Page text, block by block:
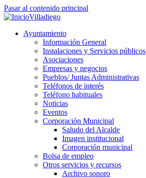
Pasar al contenido principal
Villadiego
Ayuntamiento
Información General
Instalaciones y Servicios públicos
Asociaciones
Empresas y negocios
Pueblos/ Juntas Administrativas
Teléfonos de interés
Teléfono habituales
Noticias
Eventos
Corporación Municipal
Saludo del Alcalde
Imagen institucional
Corporación municipal
Bolsa de empleo
Otros servicios y recursos
Archivo sonoro